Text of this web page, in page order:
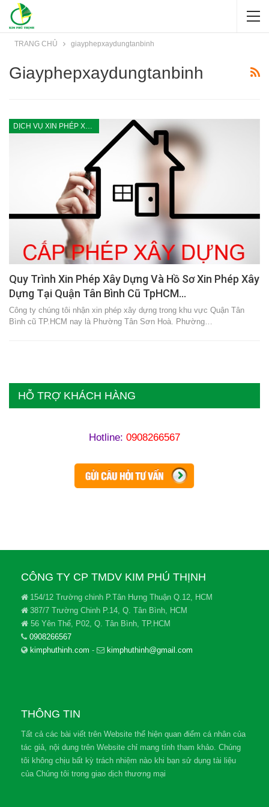
TRANG CHỦ giayphepxaydungtanbinh
Giayphepxaydungtanbinh
DỊCH VỤ XIN PHÉP XÂY DỰNG
Quy Trình Xin Phép Xây Dựng Và Hồ Sơ Xin Phép Xây
Dựng Tại Quận Tân Bình Cũ TpHCM…
Công ty chúng tôi nhận xin phép xây dựng trong khu vực Quận Tân
Bình cũ TP.HCM nay là Phường Tân Sơn Hoà. Phường…
HỖ TRỢ KHÁCH HÀNG
Hotline: 0908266567
CÔNG TY CP TMDV KIM PHÚ THỊNH
154/12 Trường chinh P.Tân Hưng Thuận Q.12, HCM
387/7 Trường Chinh P.14, Q. Tân Bình, HCM
56 Yên Thế, P02, Q. Tân Bình, TP.HCM
0908266567
kimphuthinh.com - kimphuthinh@gmail.com
THÔNG TIN
Tất cả các bài viết trên Website thể hiện quan điểm cá nhân của
tác giả, nội dung trên Website chỉ mang tính tham khảo. Chúng
tôi không chịu bất kỳ trách nhiệm nào khi bạn sử dụng tài liệu
của Chúng tôi trong giao dịch thương mại